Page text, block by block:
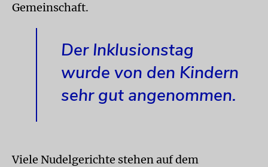
Gemeinschaft.
Der Inklusionstag
wurde von den Kindern
sehr gut angenommen.
Viele Nudelgerichte stehen auf dem